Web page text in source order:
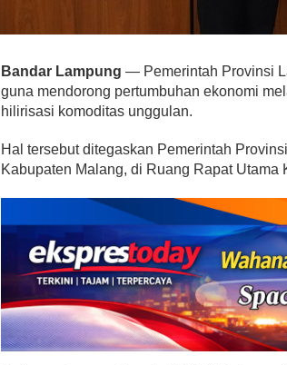
p
n
g
M
n
p
n
D
a
y
a
T
Bandar Lampung — Pemerintah Provinsi
guna mendorong pertumbuhan ekonomi
hilirisasi komoditas unggulan.
Hal tersebut ditegaskan Pemerintah
Kabupaten Malang, di Ruang Rapat Utama